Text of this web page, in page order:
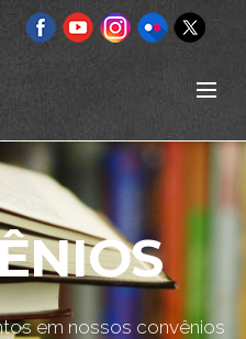
em nossos convênios